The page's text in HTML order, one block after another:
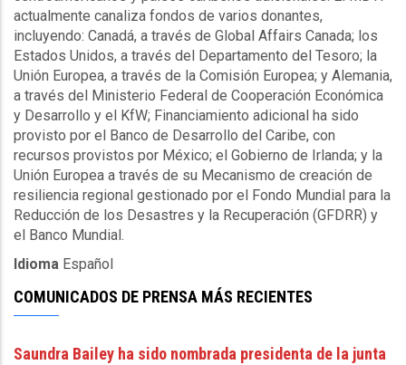
actualmente canaliza fondos de varios donantes,
incluyendo: Canadá, a través de Global Affairs Canada; los
Estados Unidos, a través del Departamento del Tesoro; la
Unión Europea, a través de la Comisión Europea; y Alemania,
a través del Ministerio Federal de Cooperación Económica
y Desarrollo y el KfW; Financiamiento adicional ha sido
provisto por el Banco de Desarrollo del Caribe, con
recursos provistos por México; el Gobierno de Irlanda; y la
Unión Europea a través de su Mecanismo de creación de
resiliencia regional gestionado por el Fondo Mundial para la
Reducción de los Desastres y la Recuperación (GFDRR) y
el Banco Mundial.
Idioma Español
COMUNICADOS DE PRENSA MÁS RECIENTES
Saundra Bailey ha sido nombrada presidenta de la junta